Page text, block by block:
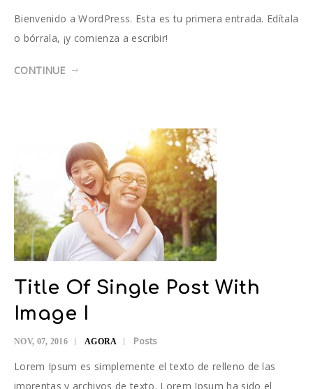
Bienvenido a WordPress. Esta es tu primera entrada. Edítala
o bórrala, ¡y comienza a escribir!
CONTINUE
Title Of Single Post With
Image I
NOV, 07, 2016 AGORA Posts
Lorem Ipsum es simplemente el texto de relleno de las
imprentas y archivos de texto. Lorem Ipsum ha sido el